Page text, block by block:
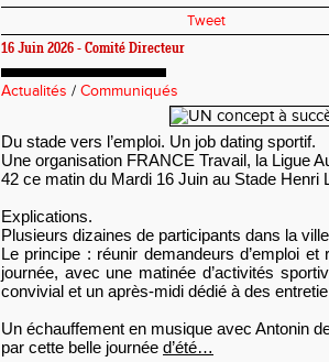
Tweet
16 Juin 2026 - Comité Directeur
Actualités / Communiqués
Du stade vers l’emploi. Un job dating sportif.
Une organisation FRANCE Travail, la Ligue
42 ce matin du Mardi 16 Juin au Stade Henri
Explications.
Plusieurs dizaines de participants dans la
Le principe : réunir demandeurs d’emploi et
journée, avec une matinée d’activités
convivial et un après-midi dédié à des
Un échauffement en musique avec Antonin
par cette belle journée d’été…